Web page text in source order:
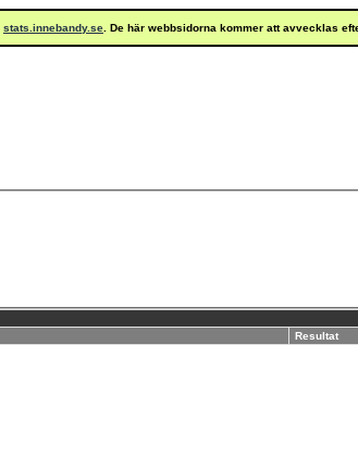
stats.innebandy.se . De här webbsidorna kommer att avvecklas
Resultat